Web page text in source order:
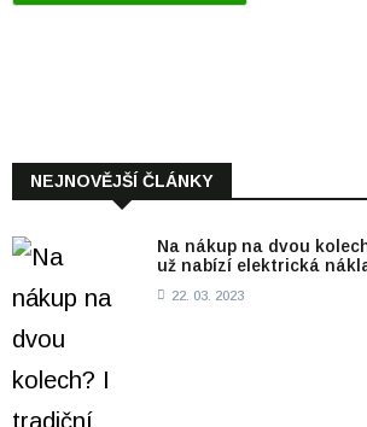
NEJNOVĚJŠÍ ČLÁNKY
Na nákup na dvou
už nabízí elektrická
22. 03. 2023